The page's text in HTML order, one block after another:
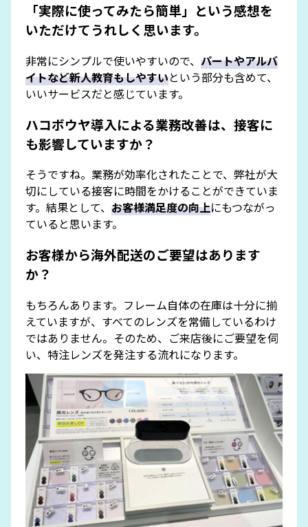
「実際に使ってみたら簡単」という感想を
いただけてうれしく思います。
非常にシンプルで使いやすいので、 パートやアルバ
イトなど新人教育もしやすいという部分も含めて、
いいサービスだと感じています。
ハコボウヤ導入による業務改善は、接客に
も影響していますか？
そうですね。業務が効率化されたことで、弊社が大
切にしている接客に時間をかけることができていま
す。結果として、 お客様満足度の向上にもつながっ
ていると思います。
お客様から海外配送のご要望はあります
か？
もちろんあります。フレーム自体の在庫は十分に揃
えていますが、すべてのレンズを常備しているわけ
ではありません。そのため、ご来店後にご要望を伺
い、特注レンズを発注する流れになります。